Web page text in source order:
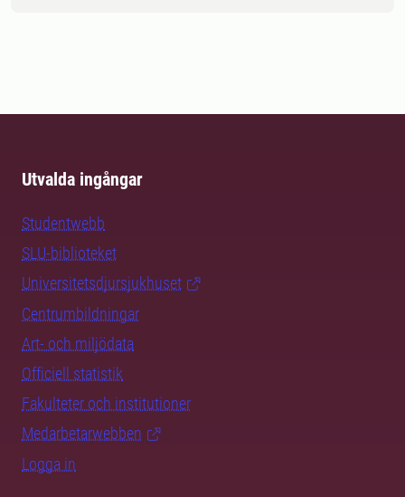
Utvalda ingångar
Studentwebb
SLU-biblioteket
Universitetsdjursjukhuset
Centrumbildningar
Art- och miljödata
Officiell statistik
Fakulteter och institutioner
Medarbetarwebben
Logga in